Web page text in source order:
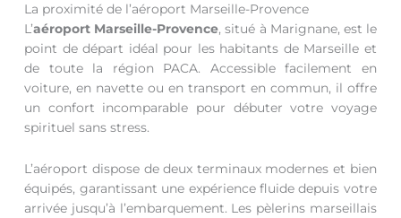
La proximité de l’aéroport Marseille-Provence
L’aéroport Marseille-Provence, situé à Marignane, est le
point de départ idéal pour les habitants de Marseille et
de toute la région PACA. Accessible facilement en
voiture, en navette ou en transport en commun, il offre
un confort incomparable pour débuter votre voyage
spirituel sans stress.
L’aéroport dispose de deux terminaux modernes et bien
équipés, garantissant une expérience fluide depuis votre
arrivée jusqu’à l’embarquement. Les pèlerins marseillais